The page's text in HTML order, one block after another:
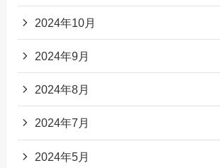
2024年10月
2024年9月
2024年8月
2024年7月
2024年5月